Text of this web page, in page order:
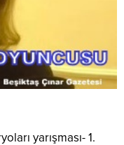
yarışması- 1.